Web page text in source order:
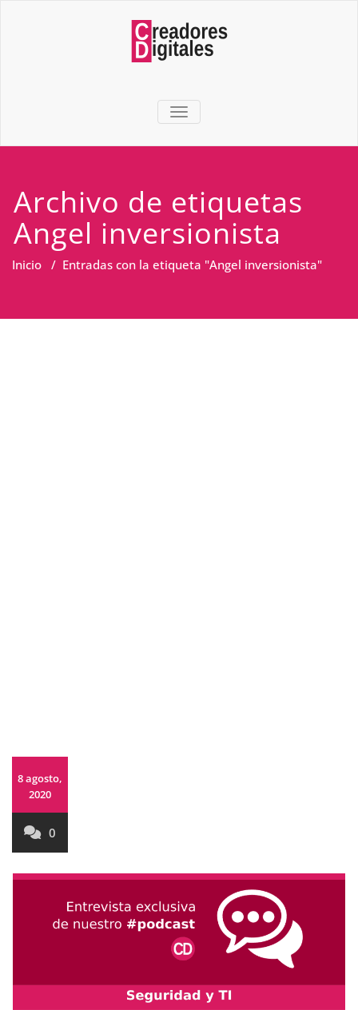
TOGGLE NAVIGATION
Archivo de etiquetas
Angel inversionista
Inicio / Entradas con la etiqueta "Angel inversionista"
8 agosto,
2020
0